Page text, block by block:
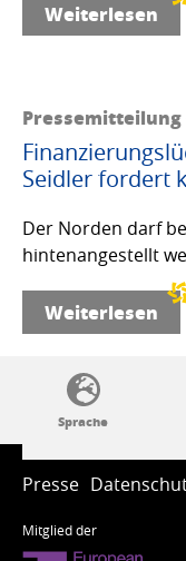
Weiterlesen
Pressemitteilung
Seidler fordert
Der Norden darf
hintenangestellt
Weiterlesen
SSW-Politik von A
Presse
Mitglied der